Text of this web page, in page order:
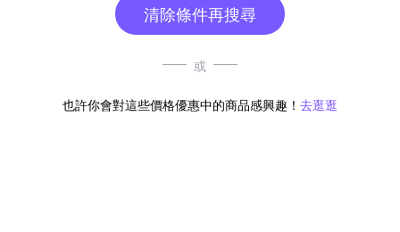
清除條件再搜尋
或
也許你會對這些價格優惠中的商品感興趣！ 去逛逛